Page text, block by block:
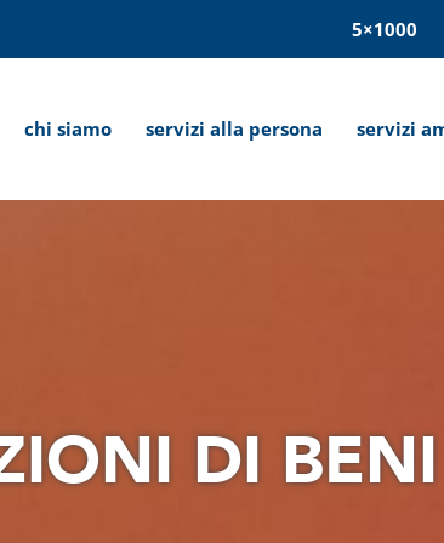
5×1000
chi siamo servizi alla persona servizi
DI BENI